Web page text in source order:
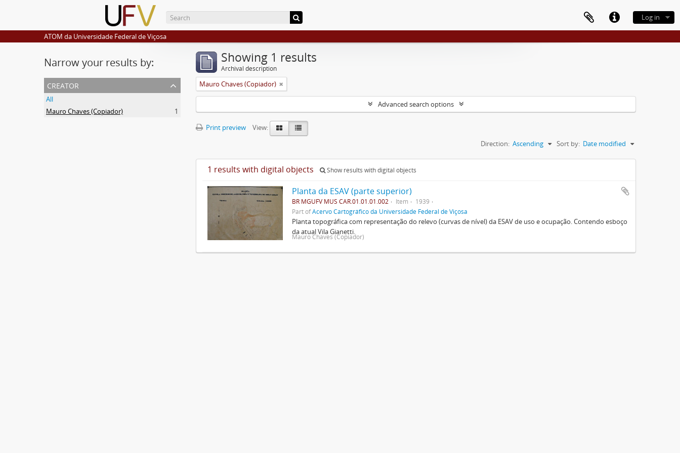
Log in
ATOM da Universidade Federal de Viçosa
Narrow your results by:
creator
All
Mauro Chaves (Copiador)
1
Showing 1 results
Archival description
Mauro Chaves (Copiador)
Advanced search options
Print preview
View:
Sort by: Date modified
Direction: Ascending
1 results with digital objects Show results with digital objects
Planta da ESAV (parte superior)
BR MGUFV MUS CAR.01.01.01.002 Item
1939
Part ofAcervo Cartográfico da Universidade Federal de Viçosa
Planta topográfica com representação do relevo (curvas de nível) da ESAV de uso e ocupação. Contendo esboço
da atual Vila Gianetti.
Mauro Chaves (Copiador)